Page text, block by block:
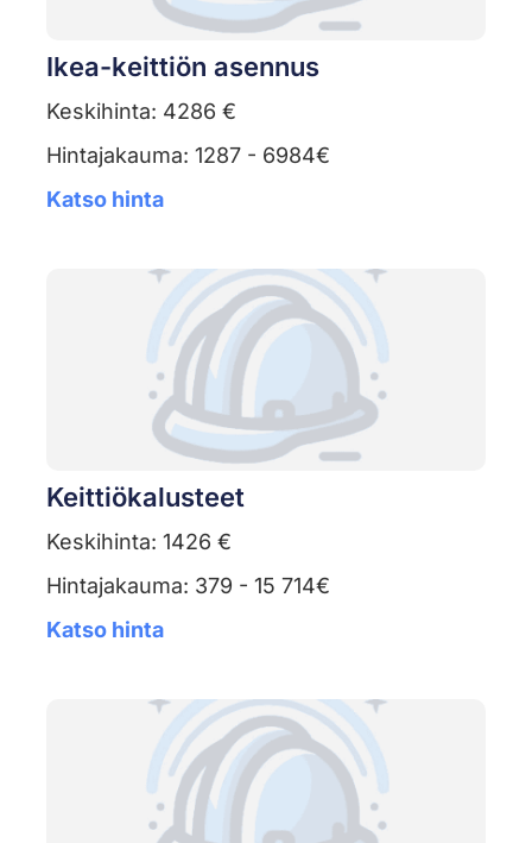
Ikea-keittiön asennus
Keskihinta: 4286 €
Hintajakauma: 1287 - 6984€
Katso hinta
Keittiökalusteet
Keskihinta: 1426 €
Hintajakauma: 379 - 15 714€
Katso hinta